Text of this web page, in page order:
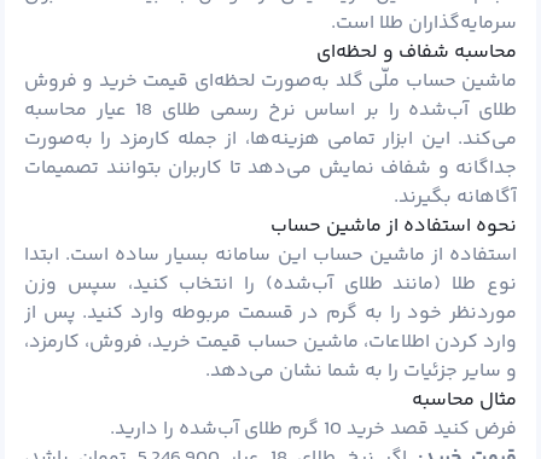
سرمایه‌گذاران طلا است.
محاسبه شفاف و لحظه‌ای
ماشین حساب ملّی گلد به‌صورت لحظه‌ای قیمت خرید و فروش
طلای آب‌شده را بر اساس نرخ رسمی طلای 18 عیار محاسبه
می‌کند. این ابزار تمامی هزینه‌ها، از جمله کارمزد را به‌صورت
جداگانه و شفاف نمایش می‌دهد تا کاربران بتوانند تصمیمات
آگاهانه بگیرند.
نحوه استفاده از ماشین حساب
استفاده از ماشین حساب این سامانه بسیار ساده است. ابتدا
نوع طلا (مانند طلای آب‌شده) را انتخاب کنید، سپس وزن
موردنظر خود را به گرم در قسمت مربوطه وارد کنید. پس از
وارد کردن اطلاعات، ماشین حساب قیمت خرید، فروش، کارمزد،
و سایر جزئیات را به شما نشان می‌دهد.
مثال محاسبه
فرض کنید قصد خرید 10 گرم طلای آب‌شده را دارید.